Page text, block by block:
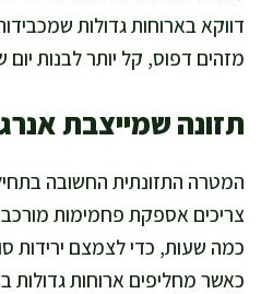
דווקא בארוחות גדולות
מזהים דפוס, קל יותר לבנות
תזונה שמייצבת
המטרה התזונתית החשובה
צריכים אספקת פחמימות
כמה שעות, כדי לצמצם ירידות
כאשר מחליפים ארוחות גדולות